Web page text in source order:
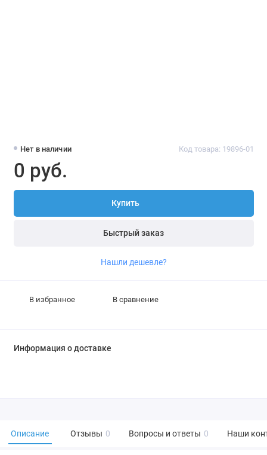
Нет в наличии Код товара: 19896-01
0 руб.
Купить
Быстрый заказ
Нашли дешевле?
В избранное В сравнение
Информация о доставке
Описание Отзывы 0 Вопросы и ответы 0 Наши